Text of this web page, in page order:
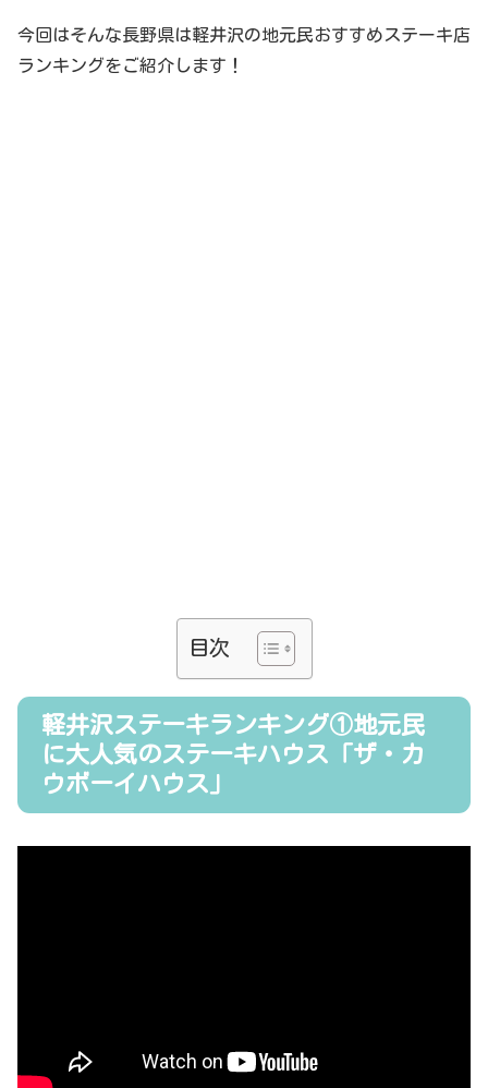
今回はそんな長野県は軽井沢の地元民おすすめステーキ店
ランキングをご紹介します！
目次
軽井沢ステーキランキング①地元民
に大人気のステーキハウス「ザ・カ
ウボーイハウス」